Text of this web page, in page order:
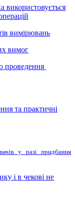
використовується
вимірювань
вимог
проведення
та практичні
у разі придбання
і в чекові не